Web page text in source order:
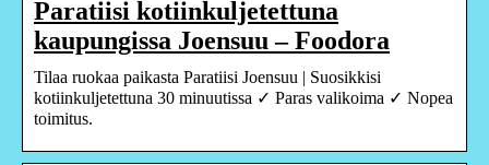
Paratiisi kotiinkuljetettuna
kaupungissa Joensuu – Foodora
Tilaa ruokaa paikasta Paratiisi Joensuu | Suosikkisi
kotiinkuljetettuna 30 minuutissa ✓ Paras valikoima ✓ Nopea
toimitus.